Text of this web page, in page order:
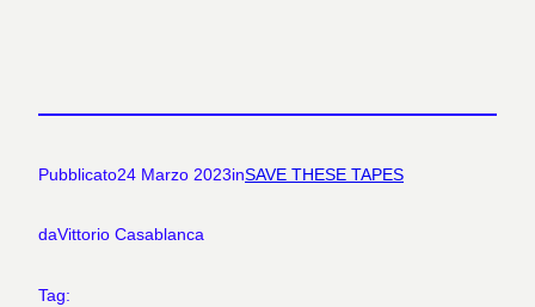
Pubblicato24 Marzo 2023inSAVE THESE TAPES
daVittorio Casablanca
Tag: